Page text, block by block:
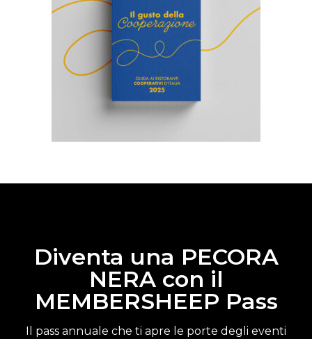
Diventa una PECORA
NERA con il
MEMBERSHEEP Pass
Il pass annuale che ti apre le porte degli eventi